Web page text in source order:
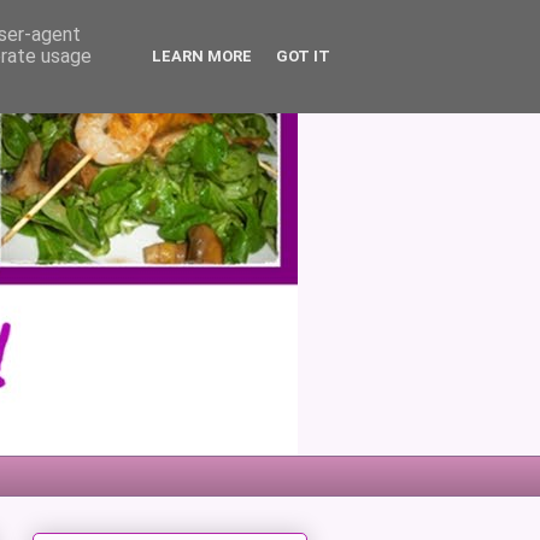
agent
usage
LEARN MORE GOT IT